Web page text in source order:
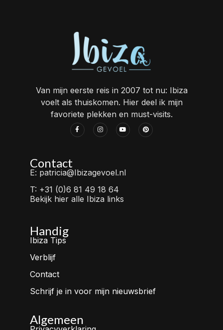
Van mijn eerste reis in 2007 tot nu: Ibiza
voelt als thuiskomen. Hier deel ik mijn
favoriete plekken en must-visits.
Contact
E: patricia@Ibizagevoel.nl
T: +31 (0)6 81 49 18 64
Bekijk hier alle Ibiza links
Handig
Ibiza Tips
Verblijf
Contact
Schrijf je in voor mijn nieuwsbrief
Algemeen